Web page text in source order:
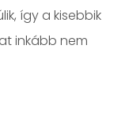
így a kisebbik
inkább nem